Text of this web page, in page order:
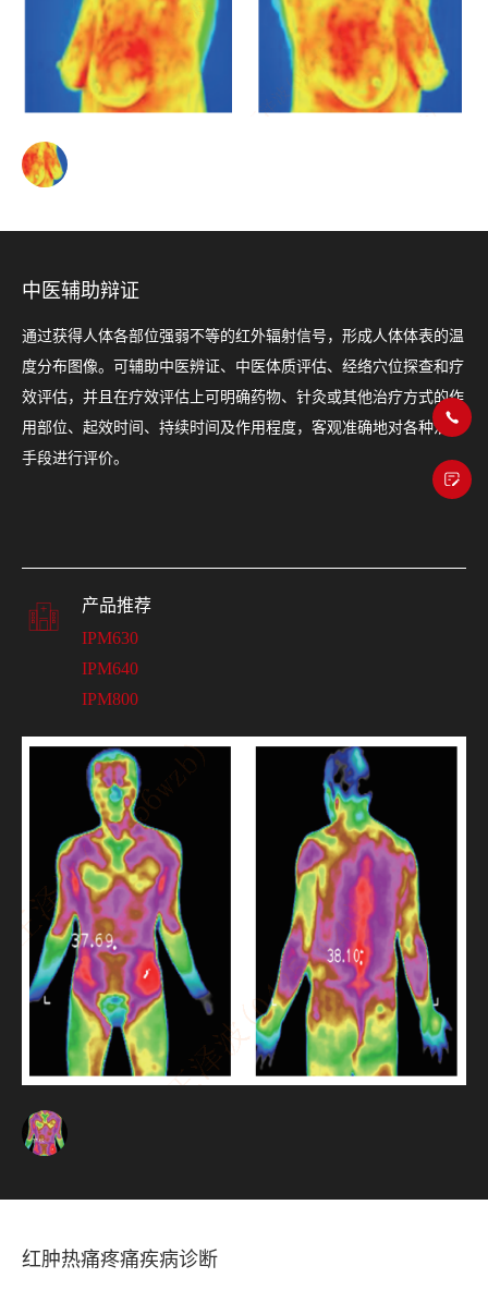
中医辅助辩证
通过获得人体各部位强弱不等的红外辐射信号，形成人体体表的温
度分布图像。可辅助中医辨证、中医体质评估、经络穴位探查和疗
效评估，并且在疗效评估上可明确药物、针灸或其他治疗方式的作
用部位、起效时间、持续时间及作用程度，客观准确地对各种治疗
手段进行评价。
产品推荐
IPM630
IPM640
IPM800
红肿热痛疼痛疾病诊断